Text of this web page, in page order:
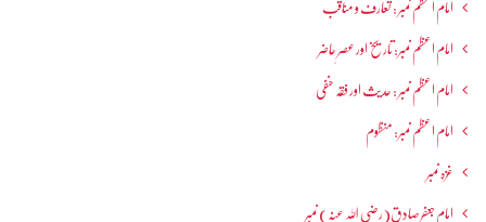
امام اعظم نمبر : تعارف و مناقب
امام اعظم نمبر: تاریخ اور عصرِ حاضر
امام اعظم نمبر : حدیث اور فقہ حنفی
امام اعظم نمبر: منظوم
غزہ نمبر
امام جعفرصادق(رضی اللہ عنہ) نمبر